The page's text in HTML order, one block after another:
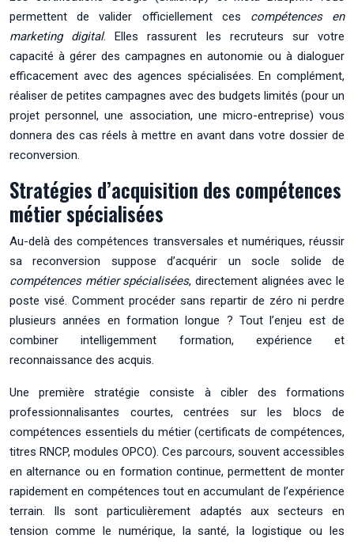
permettent de valider officiellement ces compétences en
marketing digital. Elles rassurent les recruteurs sur votre
capacité à gérer des campagnes en autonomie ou à dialoguer
efficacement avec des agences spécialisées. En complément,
réaliser de petites campagnes avec des budgets limités (pour un
projet personnel, une association, une micro-entreprise) vous
donnera des cas réels à mettre en avant dans votre dossier de
reconversion.
Stratégies d’acquisition des compétences
métier spécialisées
Au-delà des compétences transversales et numériques, réussir
sa reconversion suppose d’acquérir un socle solide de
compétences métier spécialisées, directement alignées avec le
poste visé. Comment procéder sans repartir de zéro ni perdre
plusieurs années en formation longue ? Tout l’enjeu est de
combiner intelligemment formation, expérience et
reconnaissance des acquis.
Une première stratégie consiste à cibler des formations
professionnalisantes courtes, centrées sur les blocs de
compétences essentiels du métier (certificats de compétences,
titres RNCP, modules OPCO). Ces parcours, souvent accessibles
en alternance ou en formation continue, permettent de monter
rapidement en compétences tout en accumulant de l’expérience
terrain. Ils sont particulièrement adaptés aux secteurs en
tension comme le numérique, la santé, la logistique ou les